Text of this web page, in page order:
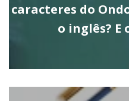
caracteres do
o inglês? E